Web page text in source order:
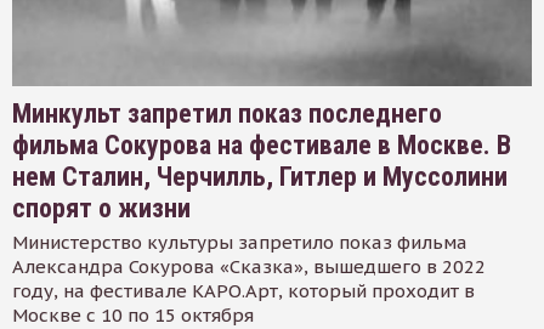
Минкульт запретил показ последнего
фильма Сокурова на фестивале в Москве. В
нем Сталин, Черчилль, Гитлер и Муссолини
спорят о жизни
Министерство культуры запретило показ фильма
Александра Сокурова «Сказка», вышедшего в 2022
году, на фестивале КАРО.Арт, который проходит в
Москве с 10 по 15 октября